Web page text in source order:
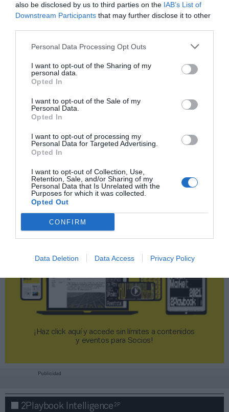
also be disclosed by us to third parties on the IAB’s List of
Downstream Participants that may further disclose it to other
Personal Data Processing Opt Outs
I want to opt-out of the Sharing of my
personal data.
Opted In
I want to opt-out of the Sale of my
Personal Data.
Opted In
I want to opt-out of processing my
Personal Data for Targeted Advertising.
Opted In
I want to opt-out of Collection, Use,
Retention, Sale, and/or Sharing of my
Personal Data that Is Unrelated with the
Purposes for which it was collected.
Opted Out
CONFIRM
Data Deletion Data Access Privacy Policy
Índex
Fórmula 1
Compartir
Imprimir
¡Haz click aquí y accede sin límites a contenidos
y eventos para Socios!​​​​​​​
Publicidad
2Playbook Intelligence2P